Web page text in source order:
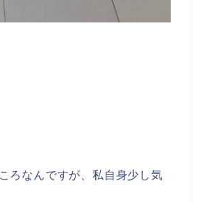
ろなんですが、私自身少し気